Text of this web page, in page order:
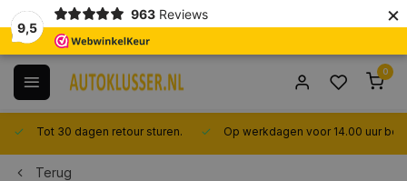
9,5
963 Reviews ×
0
Tot 30 dagen retour sturen. Op werkdagen voor 14.00 uur
Terug